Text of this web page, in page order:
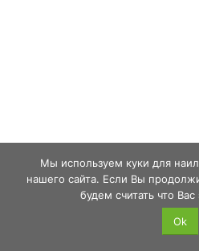
Мы используем куки для
нашего сайта. Если Вы
будем считать что Вас
Ok